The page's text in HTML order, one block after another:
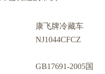
康飞牌冷藏车
NJ1044CFCZ
GB17691-2005国